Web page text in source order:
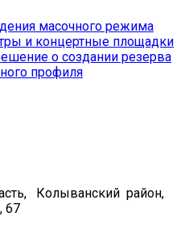
масочного режима
и концертные площадки
о создании резерва
профиля
Колыванский район,
67